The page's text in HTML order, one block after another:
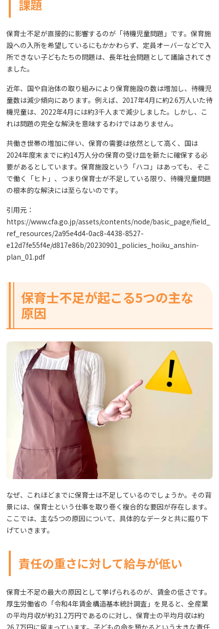
課題
保育士不足が直接的に影響するのが「待機児童問題」です。保育施
設への入所を希望しているにもかかわらず、定員オーバーなどで入
所できない子どもたちの問題は、長年社会問題として議論されてき
ました。
近年、国や自治体の取り組みにより保育施設の数は増加し、待機児
童数は減少傾向にあります。例えば、2017年4月に約2.6万人いた待
機児童は、2022年4月には約3千人まで減少しました。しかし、こ
れは問題の完全な解決を意味するわけではありません。
共働き世帯の増加に伴い、保育の需要は依然として高く、国は
2024年度末までに約14万人分の保育の受け皿を新たに確保する必
要があるとしています。保育施設という「ハコ」はあっても、そこ
で働く「ヒト」、つまり保育士が不足している限り、待機児童問題
の根本的な解決には至らないのです。
引用元：
https://www.cfa.go.jp/assets/contents/node/basic_page/field_
ref_resources/2a95e4d4-0ac8-4438-8527-
e12d7fe55f4e/d817e86b/20230901_policies_hoiku_anshin-
plan_01.pdf
保育士不足が起こる5つの主な
原因
なぜ、これほどまでに保育士は不足しているのでしょうか。その背
景には、保育士という仕事を取り巻く複合的な要因が存在します。
ここでは、主な5つの原因について、具体的なデータと共に掘り下
げていきます。
責任の重さに対して給与が低い
保育士不足の最大の原因として挙げられるのが、賃金の低さです。
厚生労働省の「令和4年賃金構造基本統計調査」を見ると、全産業
の平均月収が約31.2万円であるのに対し、保育士の平均月収は約